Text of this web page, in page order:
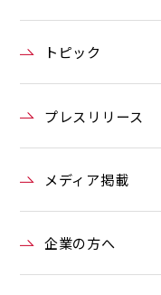
トピック
プレスリリース
メディア掲載
企業の方へ